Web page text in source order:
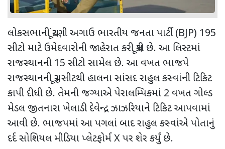
લોકસભાની ચૂંટણી અગાઉ ભારતીય જનતા પાર્ટી (BJP) 195
સીટો માટે ઉમેદવારોની જાહેરાત કરી ચૂકી છે. આ લિસ્ટમાં
રાજસ્થાનની 15 સીટો સામેલ છે. આ વખત ભાજપે
રાજસ્થાનની ચૂરૂ સીટથી હાલના સાંસદ રાહુલ કસ્વાંની ટિકિટ
કાપી દીધી છે. તેમની જગ્યાએ પેરાલમ્પિકમાં 2 વખત ગોલ્ડ
મેડલ જીતનારા ખેલાડી દેવેન્દ્ર ઝાઝરિયાને ટિકિટ આપવામાં
આવી છે. ભાજપમાં આ પગલાં બાદ રાહુલ કસ્વાંએ પોતાનું
દર્દ સોશિયલ મીડિયા પ્લેટફોર્મ X પર શેર કર્યું છે.